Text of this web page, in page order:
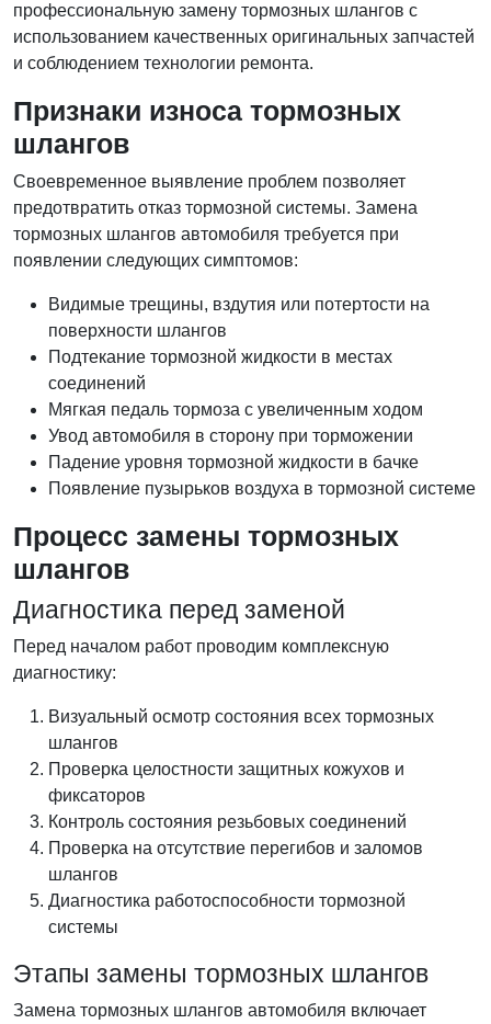
профессиональную замену тормозных шлангов с
использованием качественных оригинальных запчастей
и соблюдением технологии ремонта.
Признаки износа тормозных
шлангов
Своевременное выявление проблем позволяет
предотвратить отказ тормозной системы. Замена
тормозных шлангов автомобиля требуется при
появлении следующих симптомов:
Видимые трещины, вздутия или потертости на
поверхности шлангов
Подтекание тормозной жидкости в местах
соединений
Мягкая педаль тормоза с увеличенным ходом
Увод автомобиля в сторону при торможении
Падение уровня тормозной жидкости в бачке
Появление пузырьков воздуха в тормозной системе
Процесс замены тормозных
шлангов
Диагностика перед заменой
Перед началом работ проводим комплексную
диагностику:
Визуальный осмотр состояния всех тормозных
шлангов
Проверка целостности защитных кожухов и
фиксаторов
Контроль состояния резьбовых соединений
Проверка на отсутствие перегибов и заломов
шлангов
Диагностика работоспособности тормозной
системы
Этапы замены тормозных шлангов
Замена тормозных шлангов автомобиля включает